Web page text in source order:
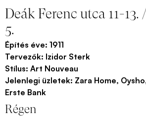
Deák Ferenc utca 11-13.
5.
Építés éve: 1911
Tervezők: Izidor Sterk
Stílus: Art Nouveau
Jelenlegi üzletek: Zara Home,
Erste Bank
Régen